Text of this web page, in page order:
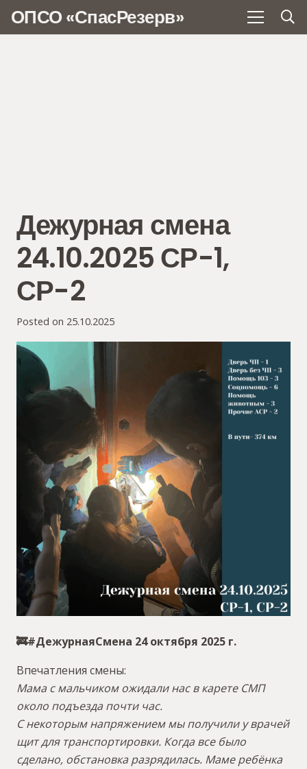
ОПСО «СпасРезерв»
Дежурная смена
24.10.2025 СР-1,
СР-2
Posted on 25.10.2025
🚒#ДежурнаяСмена 24 октября 2025 г.
Впечатления смены:
Мама с мальчиком ожидали нас в карете СМП
около подъезда почти час.
С некоторым напряжением мы получили у врачей
щит для транспортировки. Когда все было
сделано, обстановка разрядилась. Маме ребёнка